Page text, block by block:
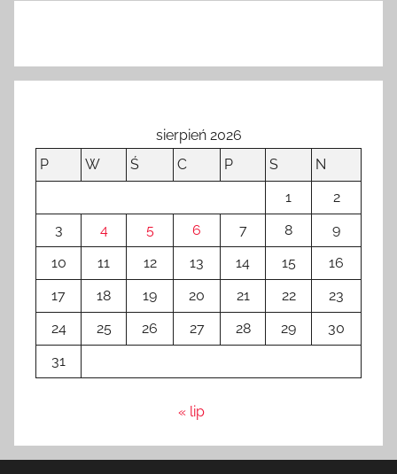
sierpień 2026
P
W Ś C P S
N
1
2
3
4 5 6 7 8
9
10
11 12 13 14 15
16
17
18 19 20 21 22
23
24
25 26 27 28 29
30
31
« lip